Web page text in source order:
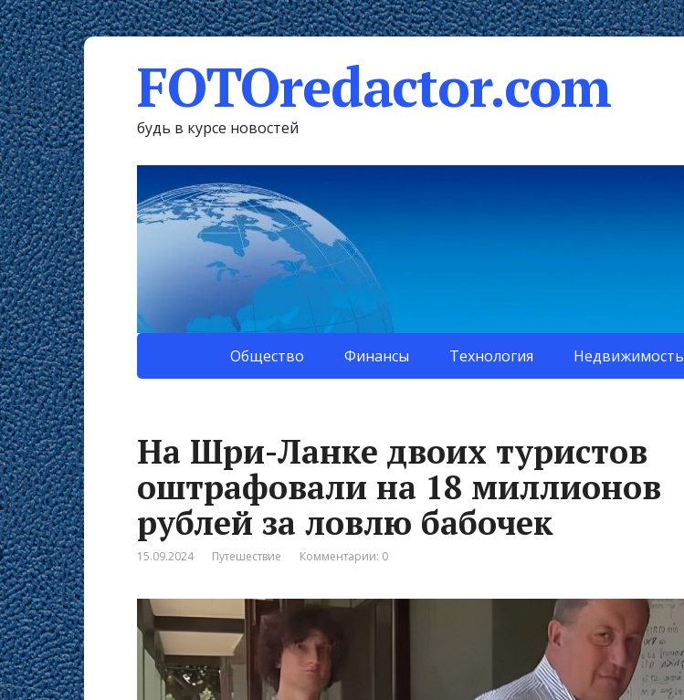
FOTOredactor.com
будь в курсе новостей
Общество Финансы Технология Недвижимость
На Шри-Ланке двоих туристов
оштрафовали на 18 миллионов
рублей за ловлю бабочек
15.09.2024 Путешествие Комментарии: 0